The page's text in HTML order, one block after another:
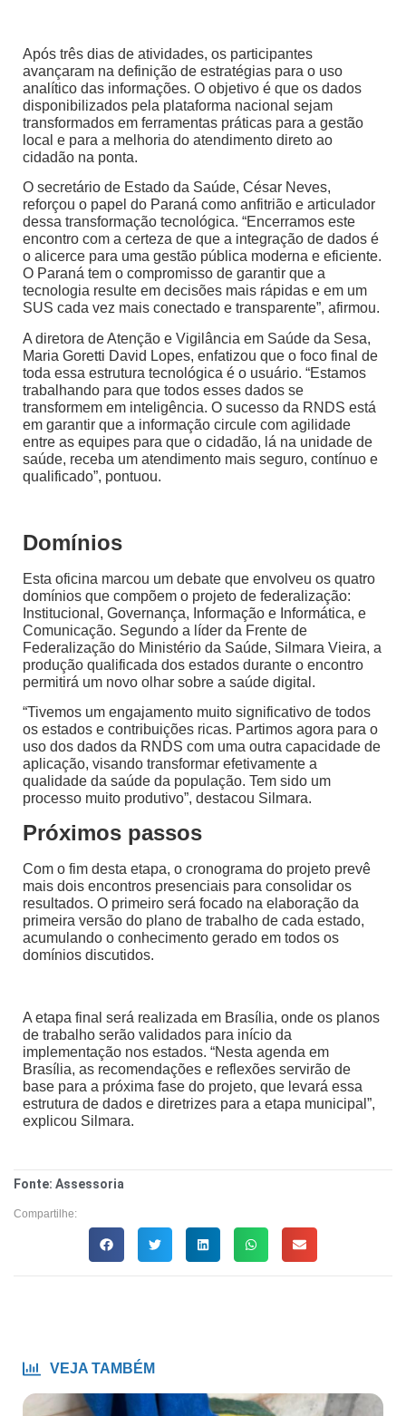
Após três dias de atividades, os participantes
avançaram na definição de estratégias para o uso
analítico das informações. O objetivo é que os dados
disponibilizados pela plataforma nacional sejam
transformados em ferramentas práticas para a gestão
local e para a melhoria do atendimento direto ao
cidadão na ponta.
O secretário de Estado da Saúde, César Neves,
reforçou o papel do Paraná como anfitrião e articulador
dessa transformação tecnológica. “Encerramos este
encontro com a certeza de que a integração de dados é
o alicerce para uma gestão pública moderna e eficiente.
O Paraná tem o compromisso de garantir que a
tecnologia resulte em decisões mais rápidas e em um
SUS cada vez mais conectado e transparente”, afirmou.
A diretora de Atenção e Vigilância em Saúde da Sesa,
Maria Goretti David Lopes, enfatizou que o foco final de
toda essa estrutura tecnológica é o usuário. “Estamos
trabalhando para que todos esses dados se
transformem em inteligência. O sucesso da RNDS está
em garantir que a informação circule com agilidade
entre as equipes para que o cidadão, lá na unidade de
saúde, receba um atendimento mais seguro, contínuo e
qualificado”, pontuou.
Domínios
Esta oficina marcou um debate que envolveu os quatro
domínios que compõem o projeto de federalização:
Institucional, Governança, Informação e Informática, e
Comunicação. Segundo a líder da Frente de
Federalização do Ministério da Saúde, Silmara Vieira, a
produção qualificada dos estados durante o encontro
permitirá um novo olhar sobre a saúde digital.
“Tivemos um engajamento muito significativo de todos
os estados e contribuições ricas. Partimos agora para o
uso dos dados da RNDS com uma outra capacidade de
aplicação, visando transformar efetivamente a
qualidade da saúde da população. Tem sido um
processo muito produtivo”, destacou Silmara.
Próximos passos
Com o fim desta etapa, o cronograma do projeto prevê
mais dois encontros presenciais para consolidar os
resultados. O primeiro será focado na elaboração da
primeira versão do plano de trabalho de cada estado,
acumulando o conhecimento gerado em todos os
domínios discutidos.
A etapa final será realizada em Brasília, onde os planos
de trabalho serão validados para início da
implementação nos estados. “Nesta agenda em
Brasília, as recomendações e reflexões servirão de
base para a próxima fase do projeto, que levará essa
estrutura de dados e diretrizes para a etapa municipal”,
explicou Silmara.
Fonte: Assessoria
Compartilhe:
VEJA TAMBÉM